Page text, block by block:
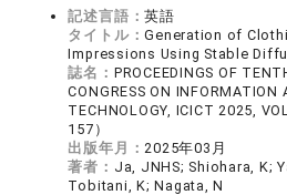
記述言語：英語
タイトル：Generation of
Impressions Using Stable
誌名： PROCEEDINGS OF
CONGRESS ON INFORMATION
TECHNOLOGY, ICICT 2025,
157）
出版年月：2025年03月
著者： Ja, JNHS; Shiohara, K;
Tobitani, K; Nagata, N